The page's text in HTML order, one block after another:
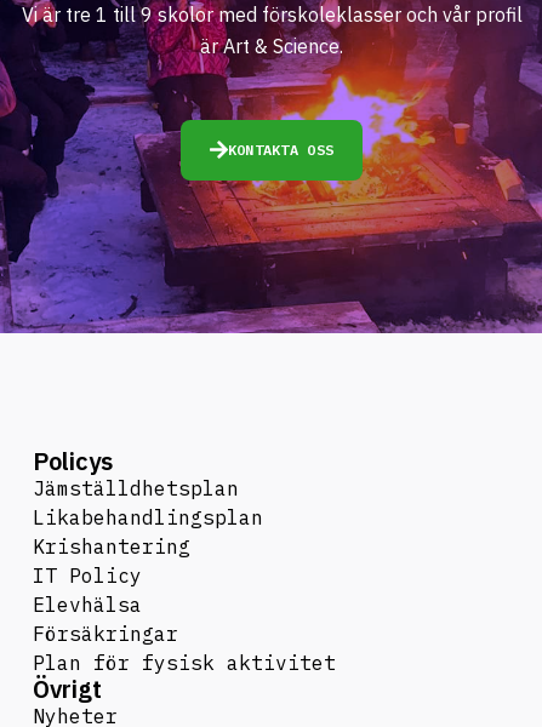
Vi är tre 1 till 9 skolor med förskoleklasser och vår profil
är Art & Science.
KONTAKTA OSS
Policys
Jämställdhetsplan
Likabehandlingsplan
Krishantering
IT Policy
Elevhälsa
Försäkringar
Plan för fysisk aktivitet
Övrigt
Nyheter